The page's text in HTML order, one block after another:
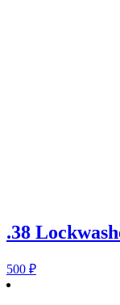
.38
500 ₽